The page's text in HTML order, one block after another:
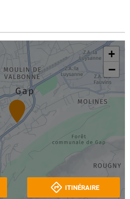
+
−
ITINÉRAIRE